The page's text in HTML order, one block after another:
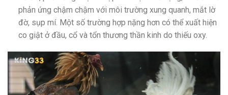
phản ứng chậm chậm với môi trường xung quanh, mắt lờ
đờ, sụp mí. Một số trường hợp nặng hơn có thể xuất hiện
co giật ở đầu, cổ và tổn thương thần kinh do thiếu oxy.